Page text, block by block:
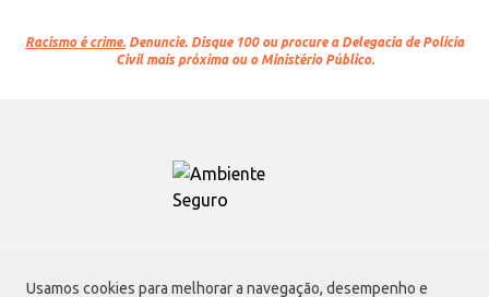
Usamos cookies para melhorar a navegação, desempenho e
Racismo é crime. Denuncie. Disque 100 ou procure a Delegacia de Polícia
Civil mais próxima ou o Ministério Público.
Atacadão S.A.